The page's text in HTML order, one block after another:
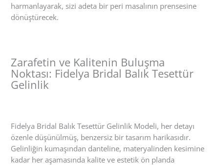
harmanlayarak, sizi adeta bir peri masalının prensesine
dönüştürecek.
Zarafetin ve Kalitenin Buluşma
Noktası: Fidelya Bridal Balık Tesettür
Gelinlik
Fidelya Bridal Balık Tesettür Gelinlik Modeli, her detayı
özenle düşünülmüş, benzersiz bir tasarım harikasıdır.
Gelinliğin kumaşından danteline, materyalinden kesimine
kadar her aşamasında kalite ve estetik ön planda